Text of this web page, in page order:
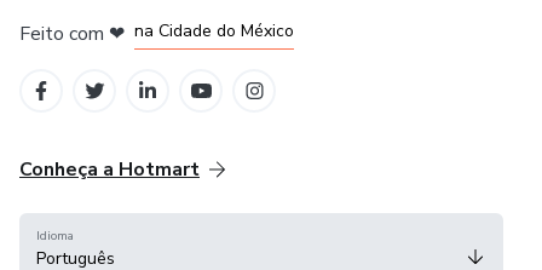
Feito com ❤ na Cidade do México
Conheça a Hotmart
Idioma
Português